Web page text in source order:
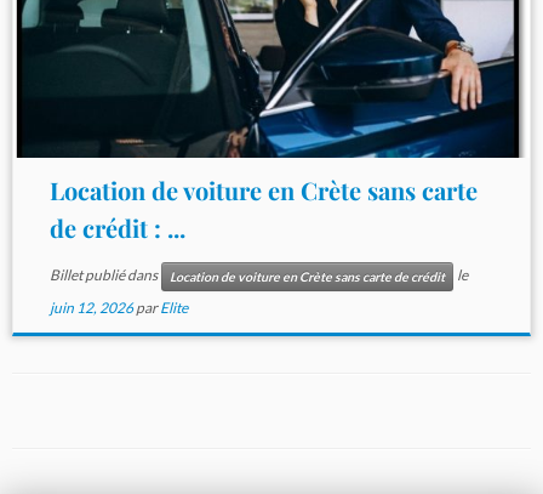
Location de voiture en Crète sans carte
de crédit : ...
Billet publié dans Location de voiture en Crète sans carte de crédit
le
juin 12, 2026 parElite